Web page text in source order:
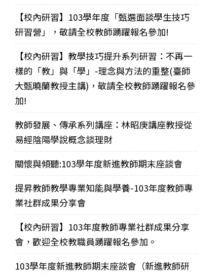
【校內研習】103學年度「甄選面談學生技巧
研習營」，敬請全校教師踴躍報名參加!
【校內研習】教學技巧提升系列研習：不再一
樣的「教」與「學」-理念與方法的重整(臺師
大甄曉蘭教授主講)，敬請全校教師踴躍報名參
加!
教師發展、傳承系列講座：林昭庚講座教授從
易經陰陽學說概念談理財
關懷與傾聽:103學年度新進教師期末座談會
提昇教師教學專業知能與學養-103年度教師專
業社群成果分享會
【校內研習】103年度教師專業社群成果分享
會，歡迎全校教職員踴躍報名參加。
103學年度新進教師期末座談會（新進教師研